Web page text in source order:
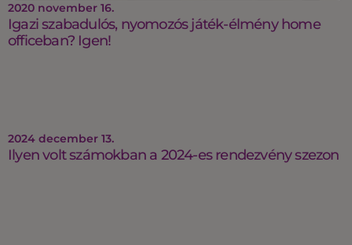
2020 november 16.
Igazi szabadulós, nyomozós játék-élmény home
officeban? Igen!
2024 december 13.
Ilyen volt számokban a 2024-es rendezvény szezon